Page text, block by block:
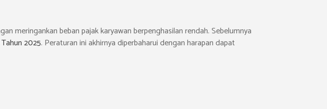
meringankan beban pajak karyawan berpenghasilan rendah. Sebelumnya
2025. Peraturan ini akhirnya diperbaharui dengan harapan dapat